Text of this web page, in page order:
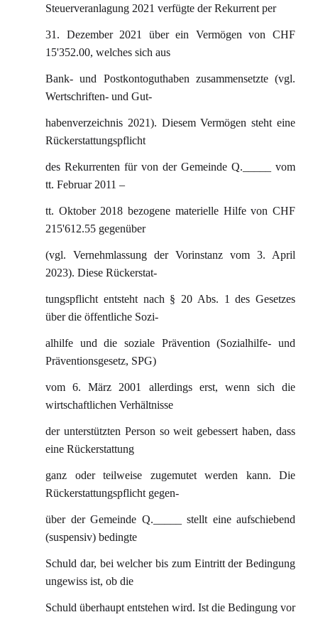
Steuerveranlagung 2021 verfügte der Rekurrent per
31. Dezember 2021 über ein Vermögen von CHF
15'352.00, welches sich aus
Bank- und Postkontoguthaben zusammensetzte (vgl.
Wertschriften- und Gut-
habenverzeichnis 2021). Diesem Vermögen steht eine
Rückerstattungspflicht
des Rekurrenten für von der Gemeinde Q._____ vom
tt. Februar 2011 –
tt. Oktober 2018 bezogene materielle Hilfe von CHF
215'612.55 gegenüber
(vgl. Vernehmlassung der Vorinstanz vom 3. April
2023). Diese Rückerstat-
tungspflicht entsteht nach § 20 Abs. 1 des Gesetzes
über die öffentliche Sozi-
alhilfe und die soziale Prävention (Sozialhilfe- und
Präventionsgesetz, SPG)
vom 6. März 2001 allerdings erst, wenn sich die
wirtschaftlichen Verhältnisse
der unterstützten Person so weit gebessert haben, dass
eine Rückerstattung
ganz oder teilweise zugemutet werden kann. Die
Rückerstattungspflicht gegen-
über der Gemeinde Q._____ stellt eine aufschiebend
(suspensiv) bedingte
Schuld dar, bei welcher bis zum Eintritt der Bedingung
ungewiss ist, ob die
Schuld überhaupt entstehen wird. Ist die Bedingung vor